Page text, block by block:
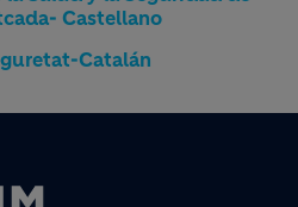
Castellano
Catalán